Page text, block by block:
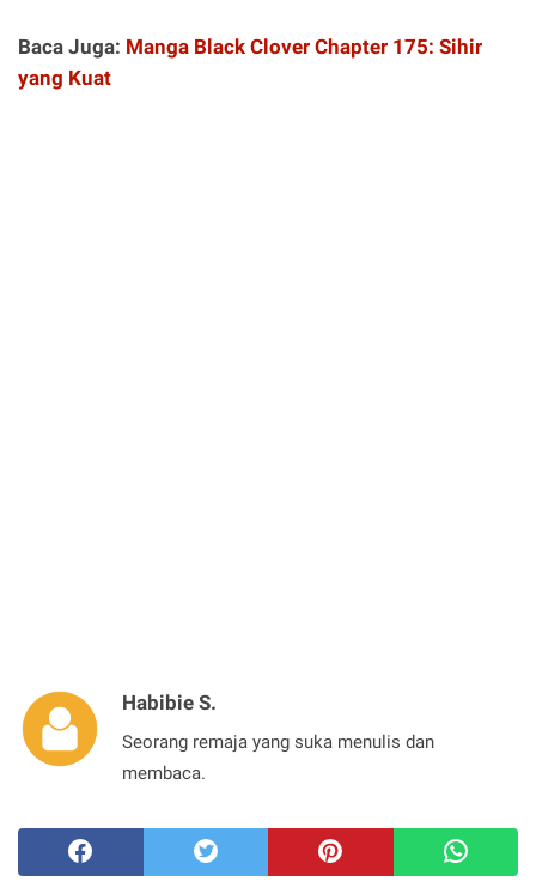
Baca Juga: Manga Black Clover Chapter 175: Sihir
yang Kuat
Habibie S.
Seorang remaja yang suka menulis dan
membaca.